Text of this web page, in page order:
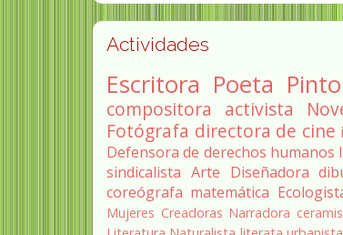
Actividades
Escritora Poeta
compositora
activista
Fotógrafa directora de cine
Defensora de derechos humanos
sindicalista Arte Diseñadora
coreógrafa matemática
Mujeres Creadoras Narradora